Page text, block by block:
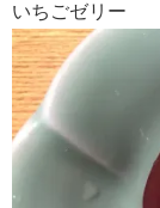
いちごゼリー